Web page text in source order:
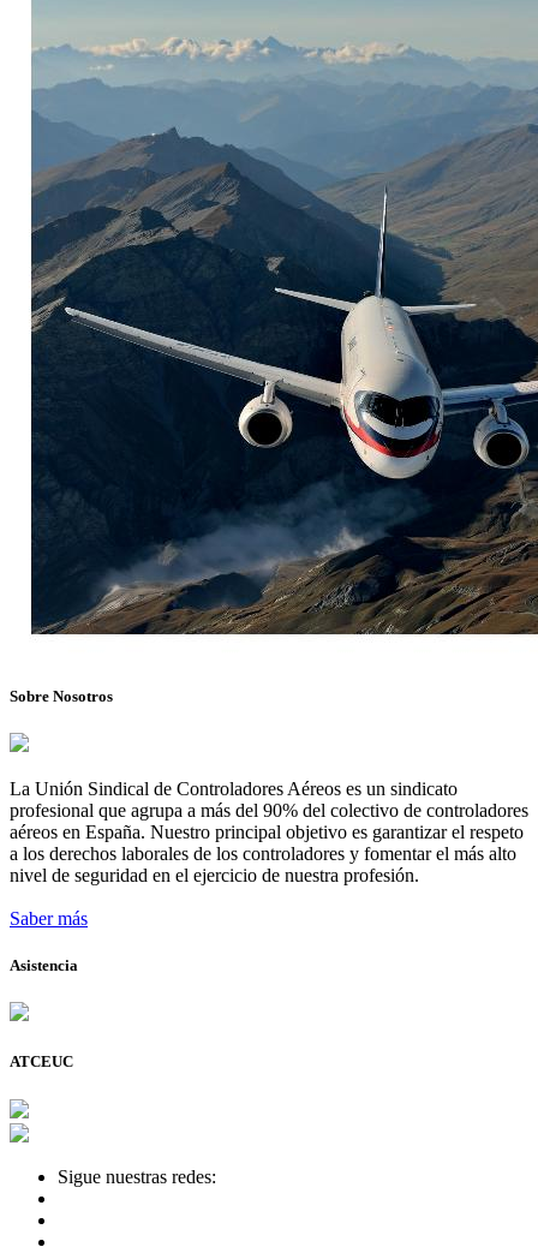
Sobre Nosotros
La Unión Sindical de Controladores Aéreos es un sindicato
profesional que agrupa a más del 90% del colectivo de controladores
aéreos en España. Nuestro principal objetivo es garantizar el respeto
a los derechos laborales de los controladores y fomentar el más alto
nivel de seguridad en el ejercicio de nuestra profesión.
Saber más
Asistencia
ATCEUC
Sigue nuestras redes: